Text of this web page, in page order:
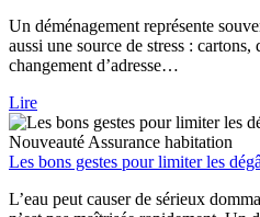
Un déménagement représente
aussi une source de stress :
changement d’adresse…
Lire
Nouveauté Assurance habitation
Les bons gestes pour limiter les
L’eau peut causer de sérieux